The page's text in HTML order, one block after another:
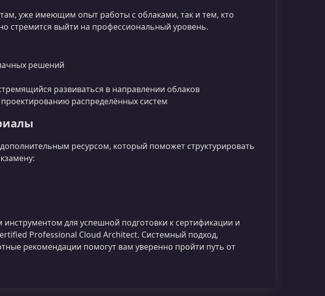
уже имеющим опыт работы с облаками, так и тем, кто
стремится выйти на профессиональный уровень.
решений
развиваться в направлении облаков
распределённых систем
ресурсом, который поможет структурировать
для успешной подготовки к сертификации и
Professional Cloud Architect. Системный подход,
рекомендации помогут вам уверенно пройти путь от